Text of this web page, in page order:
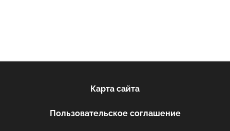
Карта сайта
Пользовательское соглашение